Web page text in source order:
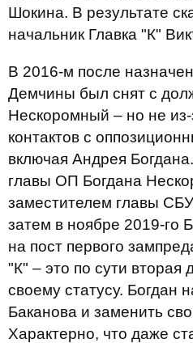
Шокина. В результате
начальник Главка "К"
В 2016-м после
Демчины был снят с
Нескоромный – но не из-
контактов с
включая Андрея
главы ОП Богдана
заместителем главы
затем в ноябре 2019-го
на пост первого
"К" – это по сути вторая
своему статусу. Богдан
Баканова и заменить
Характерно, что даже